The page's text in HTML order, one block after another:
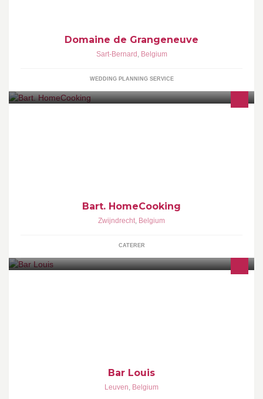
Domaine de Grangeneuve
Sart-Bernard , Belgium
WEDDING PLANNING SERVICE
Bart. HomeCooking
Zwijndrecht, Belgium
CATERER
Bar Louis
Leuven, Belgium